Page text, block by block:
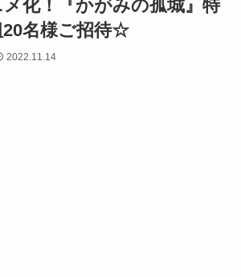
化！『かがみの孤城』特
20名様ご招待☆
2022.11.14